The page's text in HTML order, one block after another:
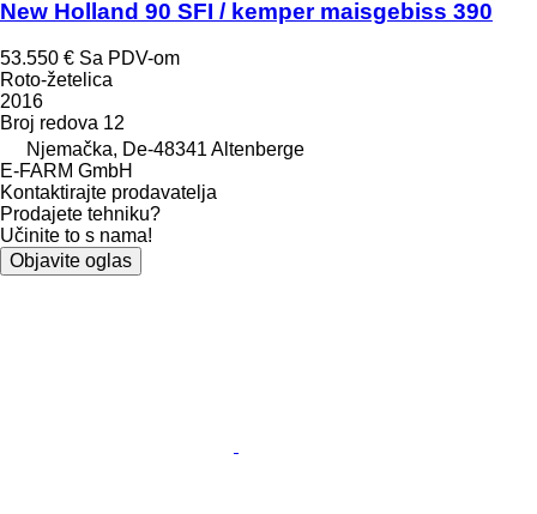
New Holland 90 SFI / kemper maisgebiss 390
53.550 € Sa PDV-om
Roto-žetelica
2016
Broj redova 12
Njemačka, De-48341 Altenberge
E-FARM GmbH
Kontaktirajte prodavatelja
Prodajete tehniku?
Učinite to s nama!
Objavite oglas